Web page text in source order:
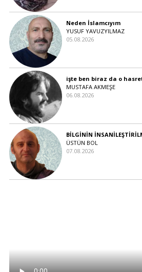
Neden İslamcıyım
YUSUF YAVUZYILMAZ
05.08.2026
işte ben biraz da o
MUSTAFA AKMEŞE
06.08.2026
BİLGİNİN
ÜSTÜN BOL
07.08.2026